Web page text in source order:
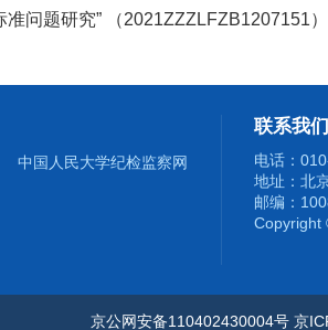
准问题研究” （2021ZZZLFZB1207151）
中国人民大学纪检监察网
联系我们
电话：
地址：北
邮编：
Copyright
京公网安备110402430004号 京